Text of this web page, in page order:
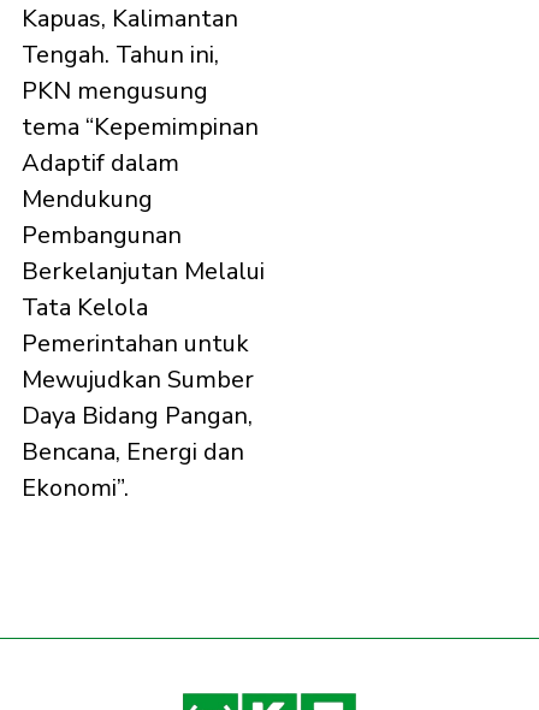
Kapuas, Kalimantan
Tengah. Tahun ini,
PKN mengusung
tema “Kepemimpinan
Adaptif dalam
Mendukung
Pembangunan
Berkelanjutan Melalui
Tata Kelola
Pemerintahan untuk
Mewujudkan Sumber
Daya Bidang Pangan,
Bencana, Energi dan
Ekonomi”.